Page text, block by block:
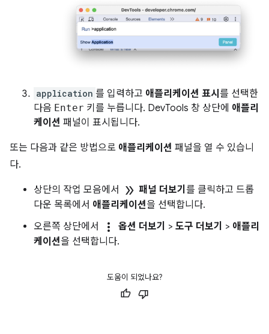
application 를 입력하고 애플리케이션 표시 를 선택한
다음 Enter 키를 누릅니다. DevTools 창 상단에 애플리
케이션 패널이 표시됩니다.
또는 다음과 같은 방법으로 애플리케이션 패널을 열 수 있습니
다.
상단의 작업 모음에서 double_arrow 패널 더보기 를 클릭하고 드롭
다운 목록에서 애플리케이션을 선택합니다.
오른쪽 상단에서
more_vert 옵션 더보기 > 도구 더보기 > 애플리
케이션을 선택합니다.
도움이 되었나요?